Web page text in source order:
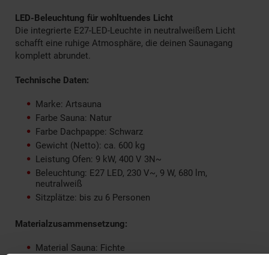
LED-Beleuchtung für wohltuendes Licht
Die integrierte E27-LED-Leuchte in neutralweißem Licht
schafft eine ruhige Atmosphäre, die deinen Saunagang
komplett abrundet.
Technische Daten:
Marke: Artsauna
Farbe Sauna: Natur
Farbe Dachpappe: Schwarz
Gewicht (Netto): ca. 600 kg
Leistung Ofen: 9 kW, 400 V 3N~
Beleuchtung: E27 LED, 230 V~, 9 W, 680 lm,
neutralweiß
Sitzplätze: bis zu 6 Personen
Materialzusammensetzung:
Material Sauna: Fichte